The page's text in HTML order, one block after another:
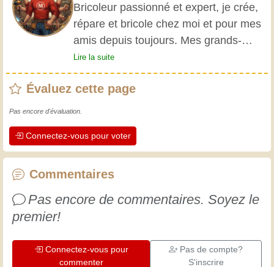
Bricoleur passionné et expert, je crée,
répare et bricole chez moi et pour mes
amis depuis toujours. Mes grands-
parents m'ont initié très jeune, et
depuis, j'ai acquis une riche expérience.
L'expérience est essentielle ! Elle nous
professionnels. Apprenons ensemble ;
chaque jour est une occasion de
progresser. Amusez-vous bien !
Lire la suite
Évaluez cette page
Pas encore d'évaluation.
Connectez-vous pour voter
Commentaires
Pas encore de commentaires. Soyez le
premier!
Connectez-vous pour
commenter
Pas de compte?
S'inscrire